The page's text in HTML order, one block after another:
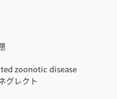
zoonotic disease
グレクト